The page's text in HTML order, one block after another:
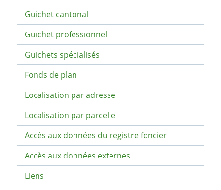
Guichet cantonal
Guichet professionnel
Guichets spécialisés
Fonds de plan
Localisation par adresse
Localisation par parcelle
Accès aux données du registre foncier
Accès aux données externes
Liens